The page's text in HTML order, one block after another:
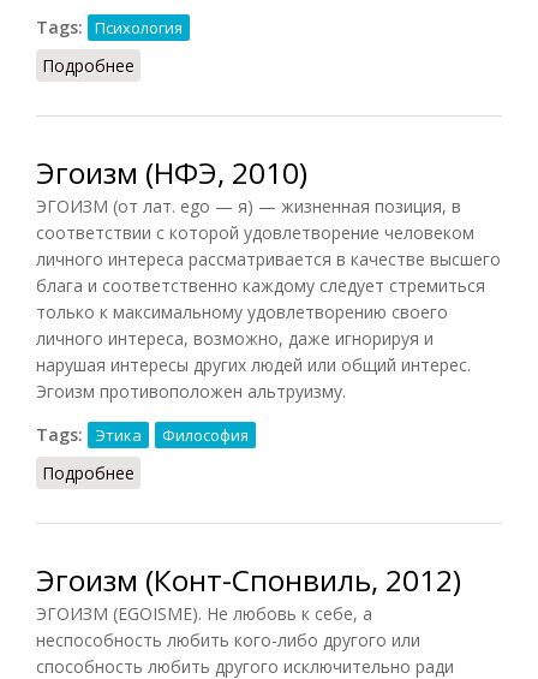
Tags: Психология
Подробнее
Эгоизм (НФЭ, 2010)
ЭГОИЗМ (от лат. ego — я) — жизненная позиция, в
соответствии с которой удовлетворение человеком
личного интереса рассматривается в качестве высшего
блага и соответственно каждому следует стремиться
только к максимальному удовлетворению своего
личного интереса, возможно, даже игнорируя и
нарушая интересы других людей или общий интерес.
Эгоизм противоположен альтруизму.
Tags:
Этика Философия
Подробнее
Эгоизм (Конт-Спонвиль, 2012)
ЭГОИЗМ (EGOISME). Не любовь к себе, а
неспособность любить кого-либо другого или
способность любить другого исключительно ради